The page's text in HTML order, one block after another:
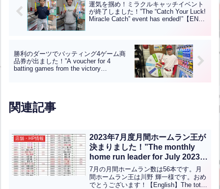
運気を掴め！ミラクルキャッチイベント
が終了しました！”The “Catch Your Luck!
Miracle Catch” event has ended!”【ENG
勝利のダーツでバッティング4ゲーム商
品券が出ました！”A voucher for 4
batting games from the victory
関連記事
店舗・HP情報
2023年7月度月間ホームラン王が
決まりました！”The monthly
home run leader for July 2023
has been determined!”(英中翻
訳)
7月の月間ホームラン数は56本です。月
間ホームラン王は川野 輝一様です。おめ
でとうございます！【English】The total